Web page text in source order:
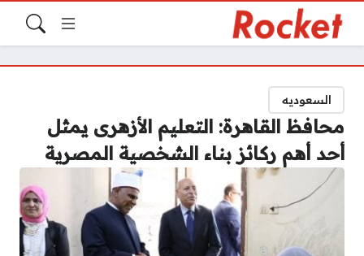
السعوديه
محافظ القاهرة: التعليم الأزهرى يمثل
أحد أهم ركائز بناء الشخصية المصرية